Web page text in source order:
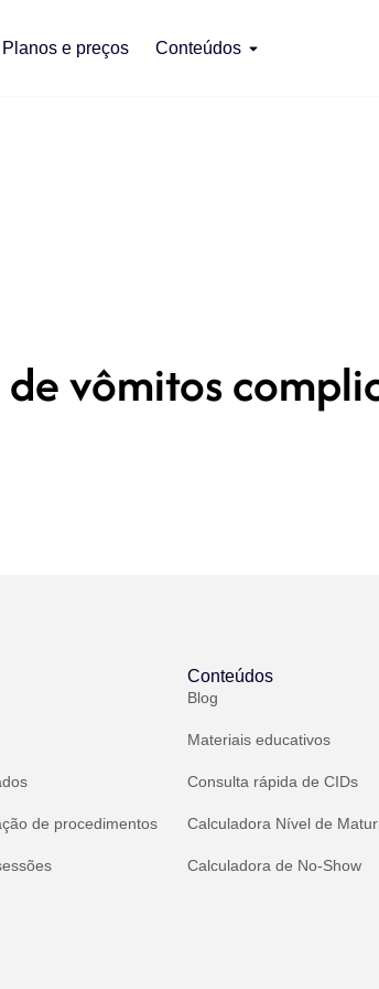
Planos e preços Conteúdos
vômitos
de procedimentos
Conteúdos
Blog
Materiais educativos
Consulta rápida de CIDs
Calculadora Nível de
Calculadora de No-Show